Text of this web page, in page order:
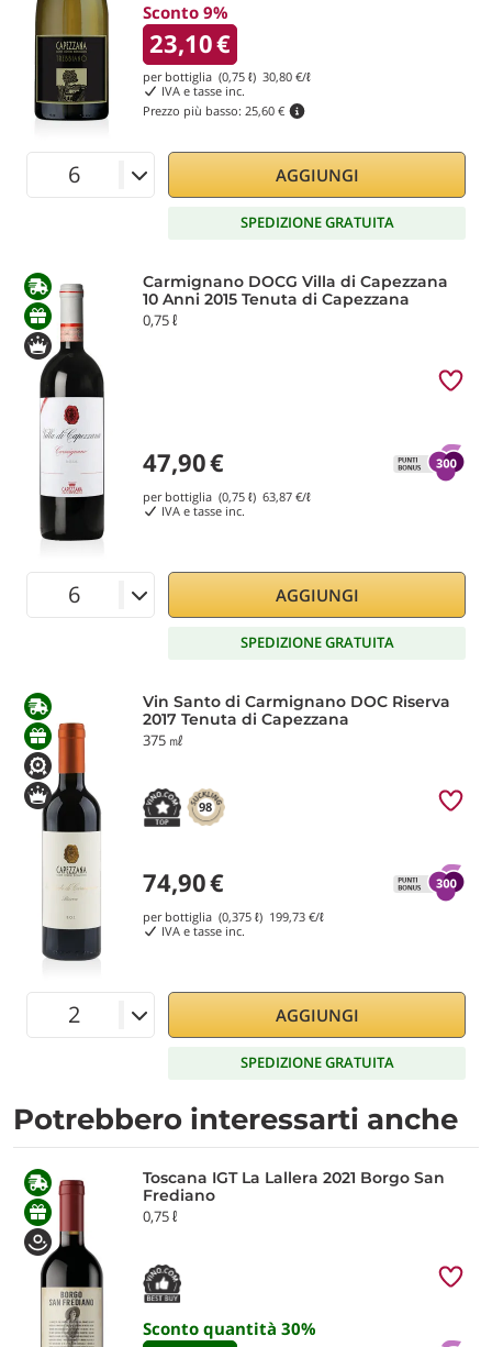
Sconto 9%
23,10€
per bottiglia (0,75 ℓ) 30,80 €/ℓ
IVA e tasse inc.
Prezzo più basso: 25,60 €
AGGIUNGI
SPEDIZIONE GRATUITA
Carmignano DOCG Villa di Capezzana
10 Anni 2015 Tenuta di Capezzana
0,75 ℓ
47,90€
per bottiglia (0,75 ℓ) 63,87 €/ℓ
IVA e tasse inc.
AGGIUNGI
SPEDIZIONE GRATUITA
Vin Santo di Carmignano DOC Riserva
2017 Tenuta di Capezzana
375 ㎖
98
74,90€
per bottiglia (0,375 ℓ) 199,73 €/ℓ
IVA e tasse inc.
AGGIUNGI
SPEDIZIONE GRATUITA
Potrebbero interessarti anche
Toscana IGT La Lallera 2021 Borgo San
Frediano
0,75 ℓ
Sconto quantità 30%